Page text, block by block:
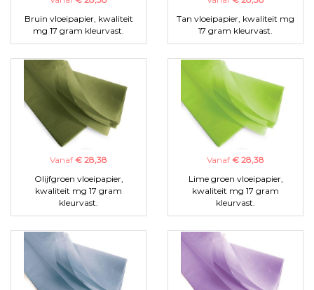
Bruin vloeipapier, kwaliteit
mg 17 gram kleurvast.
Tan vloeipapier, kwaliteit mg
17 gram kleurvast.
Vanaf € 28,38
Olijfgroen vloeipapier,
kwaliteit mg 17 gram
kleurvast.
Vanaf € 28,38
Lime groen vloeipapier,
kwaliteit mg 17 gram
kleurvast.